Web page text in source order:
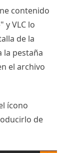
contenido
y VLC lo
de la
la pestaña
el archivo
ícono
de